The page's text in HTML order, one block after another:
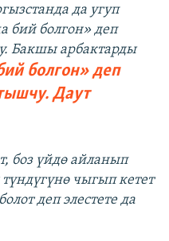
да угуп
бий болгон» деп
Бакшы арбактарды
болгон» деп
Даут
боз үйдө айланып
чыгып кетет
деп элестете да